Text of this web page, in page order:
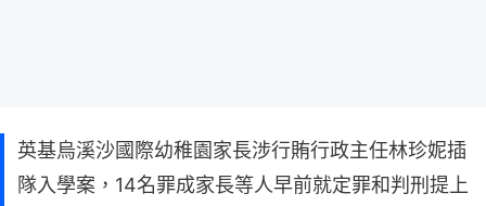
英基烏溪沙國際幼稚園家長涉行賄行政主任林珍妮插
隊入學案，14名罪成家長等人早前就定罪和判刑提上